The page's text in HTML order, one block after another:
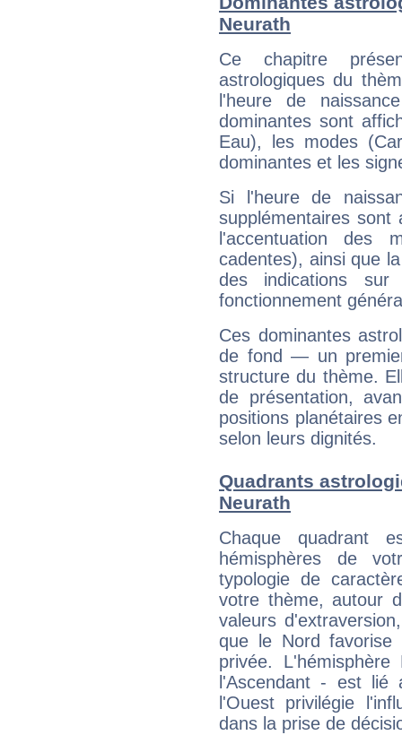
Neurath
Ce chapitre
astrologiques du
l'heure de
dominantes sont
Eau), les modes
dominantes et les
Si l'heure de
supplémentaires sont
l'accentuation des
cadentes), ainsi que
des indications sur
fonctionnement
Ces dominantes
de fond — un
structure du thème.
de présentation,
positions planétaires
selon leurs dignités.
Quadrants
Neurath
Chaque quadrant
hémisphères de
typologie de
votre thème, autour
valeurs
que le Nord favorise
privée.
l'Ascendant - est
l'Ouest privilégie
dans la prise de